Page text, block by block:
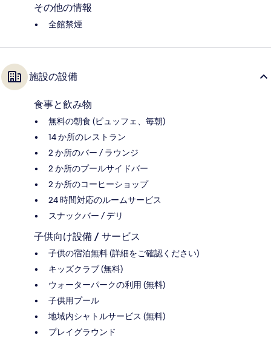
その他の情報
全館禁煙
施設の設備
食事と飲み物
無料の朝食 (ビュッフェ、毎朝)
14 か所のレストラン
2 か所のバー / ラウンジ
2 か所のプールサイドバー
2 か所のコーヒーショップ
24 時間対応のルームサービス
スナックバー / デリ
子供向け設備 / サービス
子供の宿泊無料 (詳細をご確認ください)
キッズクラブ (無料)
ウォーターパークの利用 (無料)
子供用プール
地域内シャトルサービス (無料)
プレイグラウンド